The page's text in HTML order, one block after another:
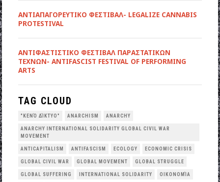
ΑΝΤΙΑΠΑΓΟΡΕΥΤΙΚΟ ΦΕΣΤΙΒΑΛ- LEGALIZE CANNABIS
PROTESTIVAL
ANTIΦΑΣΤΙΣΤΙΚΟ ΦΕΣΤΙΒΑΛ ΠΑΡΑΣΤΑΤΙΚΩΝ
ΤΕΧΝΩΝ- ANTIFASCIST FESTIVAL OF PERFORMING
ARTS
TAG CLOUD
"ΚΕΝΌ ΔΊΚΤΥΟ" ANARCHISM ANARCHY
ANARCHY INTERNATIONAL SOLIDARITY GLOBAL CIVIL WAR
MOVEMENT
ANTICAPITALISM ANTIFASCISM ECOLOGY ECONOMIC CRISIS
GLOBAL CIVIL WAR GLOBAL MOVEMENT GLOBAL STRUGGLE
GLOBAL SUFFERING INTERNATIONAL SOLIDARITY OΙΚΟΝΟΜΊΑ